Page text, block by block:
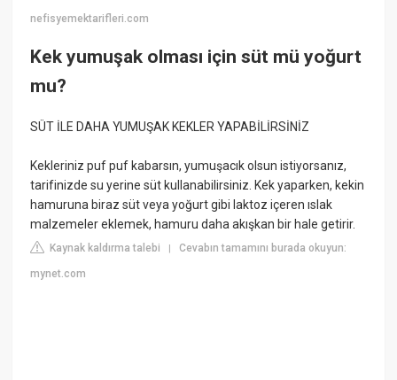
nefisyemektarifleri.com
Kek yumuşak olması için süt mü yoğurt
mu?
SÜT İLE DAHA YUMUŞAK KEKLER YAPABİLİRSİNİZ
Kekleriniz puf puf kabarsın, yumuşacık olsun istiyorsanız,
tarifinizde su yerine süt kullanabilirsiniz. Kek yaparken, kekin
hamuruna biraz süt veya yoğurt gibi laktoz içeren ıslak
malzemeler eklemek, hamuru daha akışkan bir hale getirir.
Kaynak kaldırma talebi |Cevabın tamamını burada okuyun:
mynet.com